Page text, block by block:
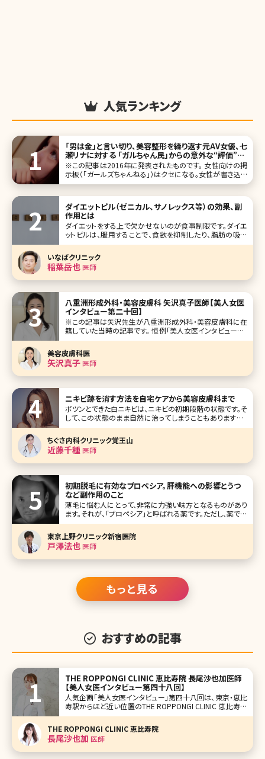
人気ランキング
「男は金」と言い切り、美容整形を繰り返す元AV女優、七
瀬リナに対する 「ガルちゃん民」からの意外な“評価”／
北条かや
※この記事は2016年に発表されたものです。 女性向けの掲
示板（「ガールズちゃんねる」）はクセになる。女性が書き込む
という点では「発言小町」と似ているが、「ガルちゃん」ではカ
ダイエットピル（ゼニカル、サノレックス等）の効果、副
作用とは
ダイエットをする上で欠かせないのが食事制限です。ダイエ
ットピルは、服用することで、食欲を抑制したり、脂肪の吸収
を抑えることができ、痩せる体を作ることができるダイエット
方法です。今回は、ダイエットピルの種類やメリット、デメリット
いなばクリニック
稲葉岳也医師
八重洲形成外科・美容皮膚科 矢沢真子医師【美人女医
インタビュー第二十回】
※この記事は矢沢先生が八重洲形成外科・美容皮膚科に在
籍していた当時の記事です。 恒例「美人女医インタビュー」も
早いもので今回で20回目。今回は東京駅の八重洲口から徒
歩すぐの場所にある八重洲形成外科・美容皮膚科に勤務さ
れている矢沢真子先生です。 もとは形成外科出身で、そこか
ら美容皮膚科を中心とする
美容皮膚科医
矢沢真子医師
ニキビ跡を消す方法を自宅ケアから美容皮膚科まで
ポツンとできた白ニキビは、ニキビの初期段階の状態です。そ
して、この状態のまま自然に治ってしまうこともありますが、
そのときの体調や外部からの刺激などにより、黒ニキビから
赤味を帯びた赤ニキビへと変化し、さらにその状態を放置し
ていると化膿した黄ニキビへと変化します。 そして、状態が黄
ニキビまで進行してし
ちぐさ内科クリニック覚王山
近藤千種 医師
初期脱毛に有効なプロペシア。肝機能への影響とうつ
など副作用のこと
薄毛に悩む人にとって、非常に力強い味方となるものがあり
ます。それが、「プロペシア」と呼ばれる薬です。ただし、薬であ
るがゆえ、そこには当然「副作用」も存在します。 今回は、この
プロペシアの概要や効果、使い方、そして副作用についてお
話していきます。 プロペシアの効果について まずはプロペシ
アの
東京上野クリニック新宿医院
戸澤法也医師
もっと見る
おすすめの記事
THE ROPPONGI CLINIC 恵比寿院 長尾沙也加医師
【美人女医インタビュー第四十八回】
人気企画「美人女医インタビュー」第四十八回は、東京・恵比
寿駅からほど近い位置のTHE ROPPONGI CLINIC 恵比寿院
の長尾沙也加（ながおさやか）先生です。 エイジングケア全
般、特にヒアルロン酸注入を得意とする長尾先生はミセスジ
ャパン全国大会優勝など美を競うコンテストでの実績も持ち
合わ
THE ROPPONGI CLINIC 恵比寿院
長尾沙也加 医師